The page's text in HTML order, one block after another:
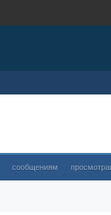
сообщениям